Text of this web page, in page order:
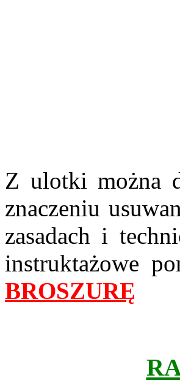
Z ulotki można
znaczeniu
zasadach i
instruktażowe
BROSZURĘ